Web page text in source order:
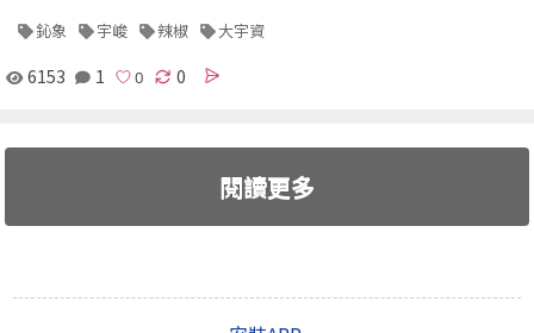
鈊象 宇峻 辣椒 大宇資
6153 1 0
閱讀更多